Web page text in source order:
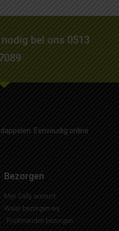
bel ons 0513
Eenvoudig online
Bezorgen
Mijn Sally account
Waar bezorgen wij
Fruitmanden bezorgen